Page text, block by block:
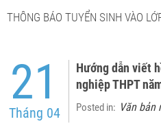
THÔNG BÁO TUYỂN SINH VÀO
21
Tháng 04
Hướng dẫn viết
nghiệp THPT
Posted in: Văn bản